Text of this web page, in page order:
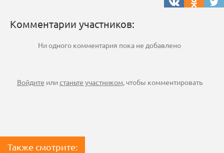
Комментарии участников:
Ни одного комментария пока не добавлено
Войдите илистаньте участником, чтобы комментировать
Также смотрите: